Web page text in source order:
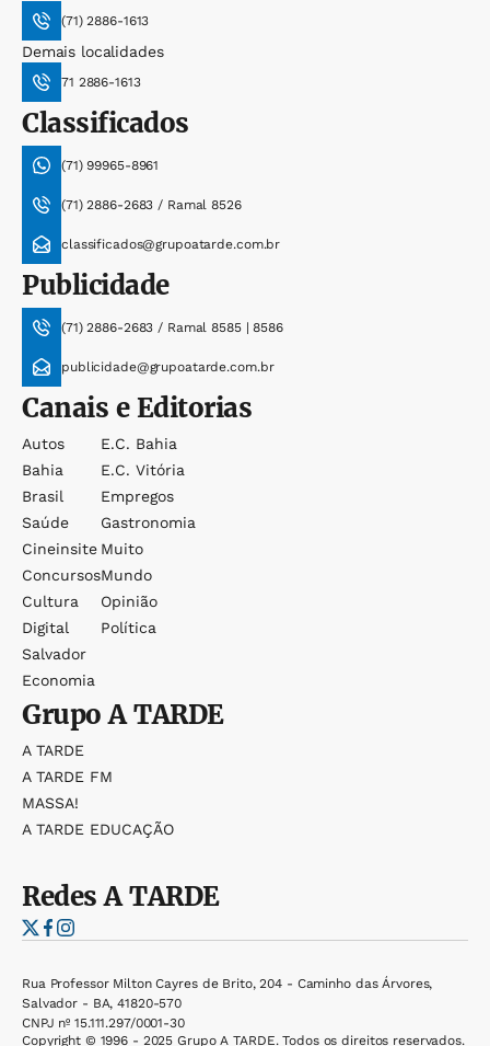
(71) 2886-1613
Demais localidades
71 2886-1613
Classificados
(71) 99965-8961
(71) 2886-2683 / Ramal 8526
classificados@grupoatarde.com.br
Publicidade
(71) 2886-2683 / Ramal 8585 | 8586
publicidade@grupoatarde.com.br
Canais e Editorias
Autos
Bahia
Brasil
Saúde
Cineinsite
Concursos
Cultura
Digital
Salvador
Economia
E.c. Bahia
E.c. Vitória
Empregos
Gastronomia
Muito
Mundo
Opinião
Política
GrupoA TARDE
A TARDE
A TARDE FM
MASSA!
A TARDE EDUCAÇÃO
RedesA TARDE
Rua Professor Milton Cayres de Brito, 204 - Caminho das Árvores,
Salvador - BA, 41820-570
CNPJ nº 15.111.297/0001-30
Copyright © 1996 - 2025 Grupo A TARDE. Todos os direitos reservados.